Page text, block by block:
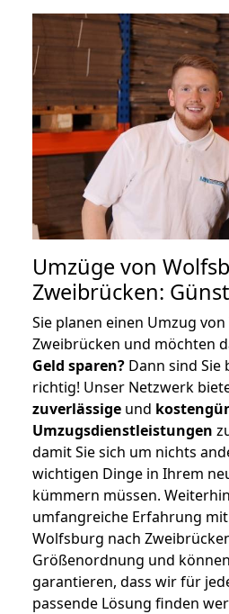
Umzüge von
Zweibrücken:
Sie planen einen Umzug
Zweibrücken und möchten
Geld sparen? Dann sind Sie
richtig! Unser Netzwerk
zuverlässige und
Umzugsdienstleistungen
damit Sie sich um nichts
wichtigen Dinge in Ihrem
kümmern müssen.
umfangreiche Erfahrung
Wolfsburg nach
Größenordnung und
garantieren, dass wir für
passende Lösung finden